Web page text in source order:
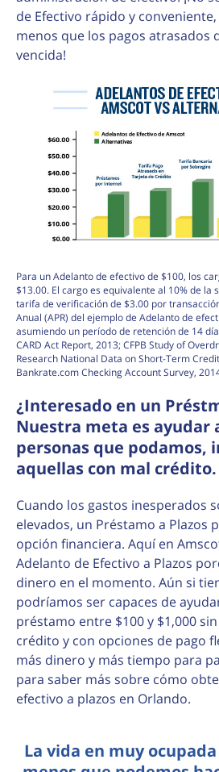
de Efectivo rápido y
menos que los pagos atrasados
vencida!
Para un Adelanto de efectivo de $100, los
$13.00. El cargo es equivalente al 10% de la
tarifa de verificación de $3.00 por
Anual (APR) del ejemplo de Adelanto de
asumiendo un período de retención de 14
CARD Act Report, 2013; CFPB Study of
Research National Data on Short-Term
Bankrate.com Checking Account Survey,
¿Interesado en un
Nuestra meta es ayudar
personas que podamos,
aquellas con mal crédito.
Cuando los gastos inesperados
elevados, un Préstamo a Plazos
opción financiera. Aquí en
Adelanto de Efectivo a Plazos
dinero en el momento. Aún si
podríamos ser capaces de
préstamo entre $100 y $1,000
crédito y con opciones de pago
más dinero y más tiempo para
para saber más sobre cómo
efectivo a plazos en Orlando.
La vida en muy